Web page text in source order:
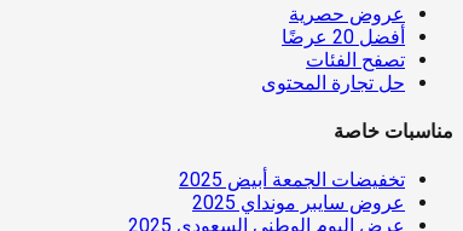
عروض حصرية
أفضل 20 عرضًا
تصفح الفئات
حل تجارة المحتوى
مناسبات خاصة
تخفيضات الجمعة أبيض 2025
عروض سايبر مونداي 2025
عرض اليوم الوطني السعودي 2025